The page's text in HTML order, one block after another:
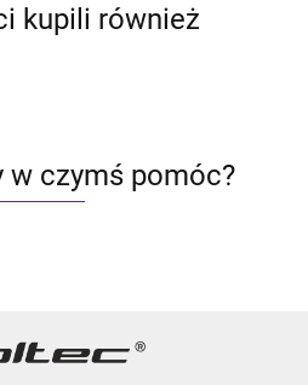
kupili również
w czymś pomóc?